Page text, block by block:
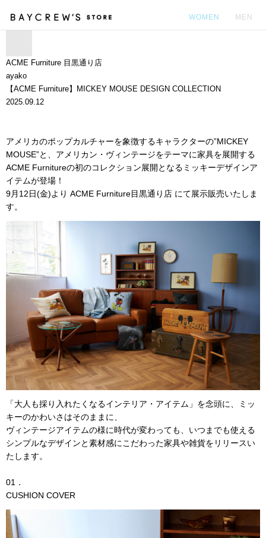
WOMEN MEN
ACME Furniture 目黒通り店
ayako
【ACME Furniture】MICKEY MOUSE DESIGN COLLECTION
2025.09.12
アメリカのポップカルチャーを象徴するキャラクターの”MICKEY
MOUSE”と、アメリカン・ヴィンテージをテーマに家具を展開する
ACME Furnitureの初のコレクション展開となるミッキーデザインア
イテムが登場！
9月12日(金)より ACME Furniture目黒通り店 にて展示販売いたしま
す。
「大人も採り入れたくなるインテリア・アイテム」を念頭に、ミッ
キーのかわいさはそのままに、
ヴィンテージアイテムの様に時代が変わっても、いつまでも使える
シンプルなデザインと素材感にこだわった家具や雑貨をリリースい
たします。
01．
CUSHION COVER